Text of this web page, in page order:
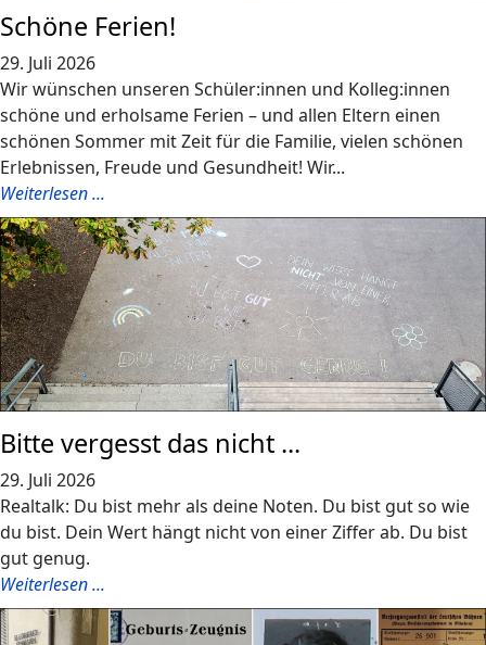
Schöne Ferien!
29. Juli 2026
Wir wünschen unseren Schüler:innen und Kolleg:innen
schöne und erholsame Ferien – und allen Eltern einen
schönen Sommer mit Zeit für die Familie, vielen schönen
Erlebnissen, Freude und Gesundheit! Wir...
Weiterlesen ...
Bitte vergesst das nicht ...
29. Juli 2026
Realtalk: Du bist mehr als deine Noten. Du bist gut so wie
du bist. Dein Wert hängt nicht von einer Ziffer ab. Du bist
gut genug.
Weiterlesen ...